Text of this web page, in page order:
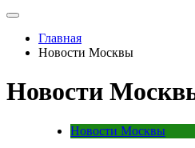
Главная
Новости Москвы
Новости
Новости Москвы